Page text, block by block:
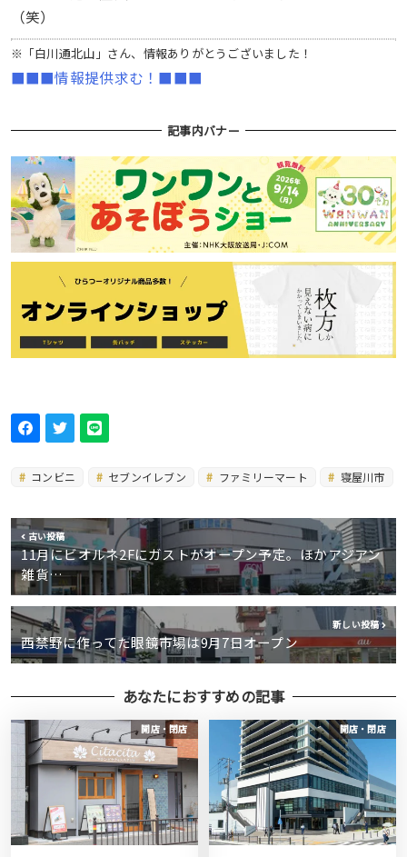
（笑）
※「白川通北山」さん、情報ありがとうございました！
■■■情報提供求む！■■■
記事内バナー
コンビニ セブンイレブン ファミリーマート 寝屋川市
古い投稿
11月にビオルネ2Fにガストがオープン予定。ほかアジアン
雑貨…
新しい投稿
西禁野に作ってた眼鏡市場は9月7日オープン
あなたにおすすめの記事
開店・閉店 開店・閉店